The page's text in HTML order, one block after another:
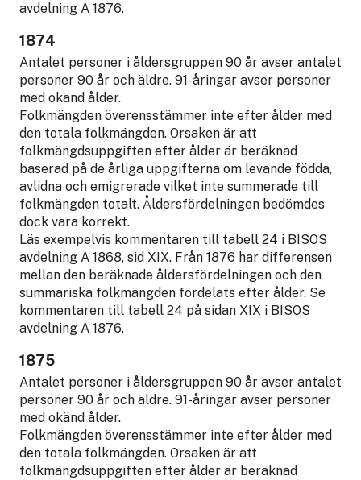
avdelning A 1876.
1874
Antalet personer i åldersgruppen 90 år avser antalet
personer 90 år och äldre. 91-åringar avser personer
med okänd ålder.
Folkmängden överensstämmer inte efter ålder med
den totala folkmängden. Orsaken är att
folkmängdsuppgiften efter ålder är beräknad
baserad på de årliga uppgifterna om levande födda,
avlidna och emigrerade vilket inte summerade till
folkmängden totalt. Åldersfördelningen bedömdes
dock vara korrekt.
Läs exempelvis kommentaren till tabell 24 i BISOS
avdelning A 1868, sid XIX. Från 1876 har differensen
mellan den beräknade åldersfördelningen och den
summariska folkmängden fördelats efter ålder. Se
kommentaren till tabell 24 på sidan XIX i BISOS
avdelning A 1876.
1875
Antalet personer i åldersgruppen 90 år avser antalet
personer 90 år och äldre. 91-åringar avser personer
med okänd ålder.
Folkmängden överensstämmer inte efter ålder med
den totala folkmängden. Orsaken är att
folkmängdsuppgiften efter ålder är beräknad